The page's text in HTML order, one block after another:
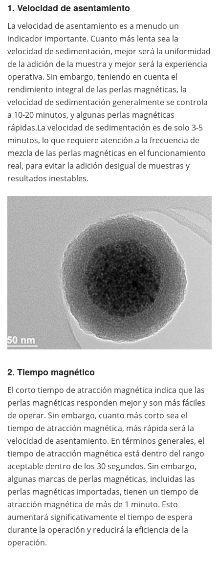
1. Velocidad de asentamiento
La velocidad de asentamiento es a menudo un
indicador importante. Cuanto más lenta sea la
velocidad de sedimentación, mejor será la uniformidad
de la adición de la muestra y mejor será la experiencia
operativa. Sin embargo, teniendo en cuenta el
rendimiento integral de las perlas magnéticas, la
velocidad de sedimentación generalmente se controla
a 10-20 minutos, y algunas perlas magnéticas
rápidas.La velocidad de sedimentación es de solo 3-5
minutos, lo que requiere atención a la frecuencia de
mezcla de las perlas magnéticas en el funcionamiento
real, para evitar la adición desigual de muestras y
resultados inestables.
2. Tiempo magnético
El corto tiempo de atracción magnética indica que las
perlas magnéticas responden mejor y son más fáciles
de operar. Sin embargo, cuanto más corto sea el
tiempo de atracción magnética, más rápida será la
velocidad de asentamiento. En términos generales, el
tiempo de atracción magnética está dentro del rango
aceptable dentro de los 30 segundos. Sin embargo,
algunas marcas de perlas magnéticas, incluidas las
perlas magnéticas importadas, tienen un tiempo de
atracción magnética de más de 1 minuto. Esto
aumentará significativamente el tiempo de espera
durante la operación y reducirá la eficiencia de la
operación.